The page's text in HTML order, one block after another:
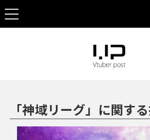
「神域リーグ」に関す